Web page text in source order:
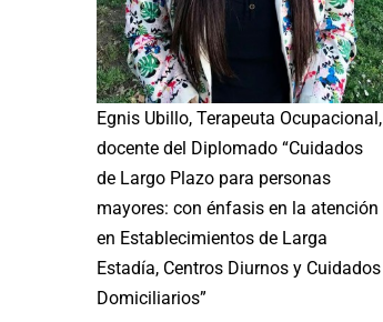
Egnis Ubillo, Terapeuta Ocupacional,
docente del Diplomado “Cuidados
de Largo Plazo para personas
mayores: con énfasis en la atención
en Establecimientos de Larga
Estadía, Centros Diurnos y Cuidados
Domiciliarios”